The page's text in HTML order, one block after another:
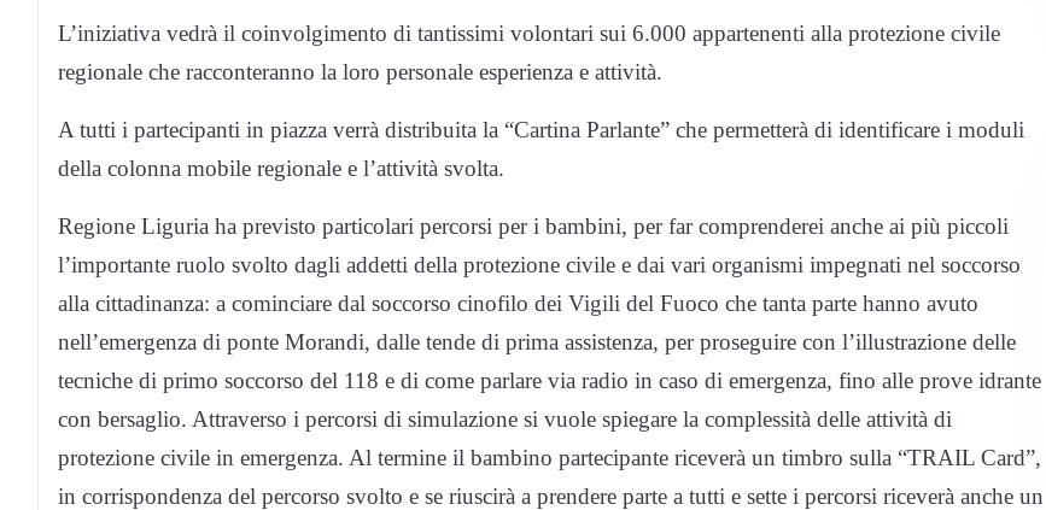
L’iniziativa vedrà il coinvolgimento di tantissimi volontari sui 6.000 appartenenti alla protezione civile
regionale che racconteranno la loro personale esperienza e attività.
A tutti i partecipanti in piazza verrà distribuita la “Cartina Parlante” che permetterà di identificare i moduli
della colonna mobile regionale e l’attività svolta.
Regione Liguria ha previsto particolari percorsi per i bambini, per far comprenderei anche ai più piccoli
l’importante ruolo svolto dagli addetti della protezione civile e dai vari organismi impegnati nel soccorso
alla cittadinanza: a cominciare dal soccorso cinofilo dei Vigili del Fuoco che tanta parte hanno avuto
nell’emergenza di ponte Morandi, dalle tende di prima assistenza, per proseguire con l’illustrazione delle
tecniche di primo soccorso del 118 e di come parlare via radio in caso di emergenza, fino alle prove idrante
con bersaglio. Attraverso i percorsi di simulazione si vuole spiegare la complessità delle attività di
protezione civile in emergenza. Al termine il bambino partecipante riceverà un timbro sulla “TRAIL Card”,
in corrispondenza del percorso svolto e se riuscirà a prendere parte a tutti e sette i percorsi riceverà anche un